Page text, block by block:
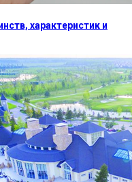
характеристик и